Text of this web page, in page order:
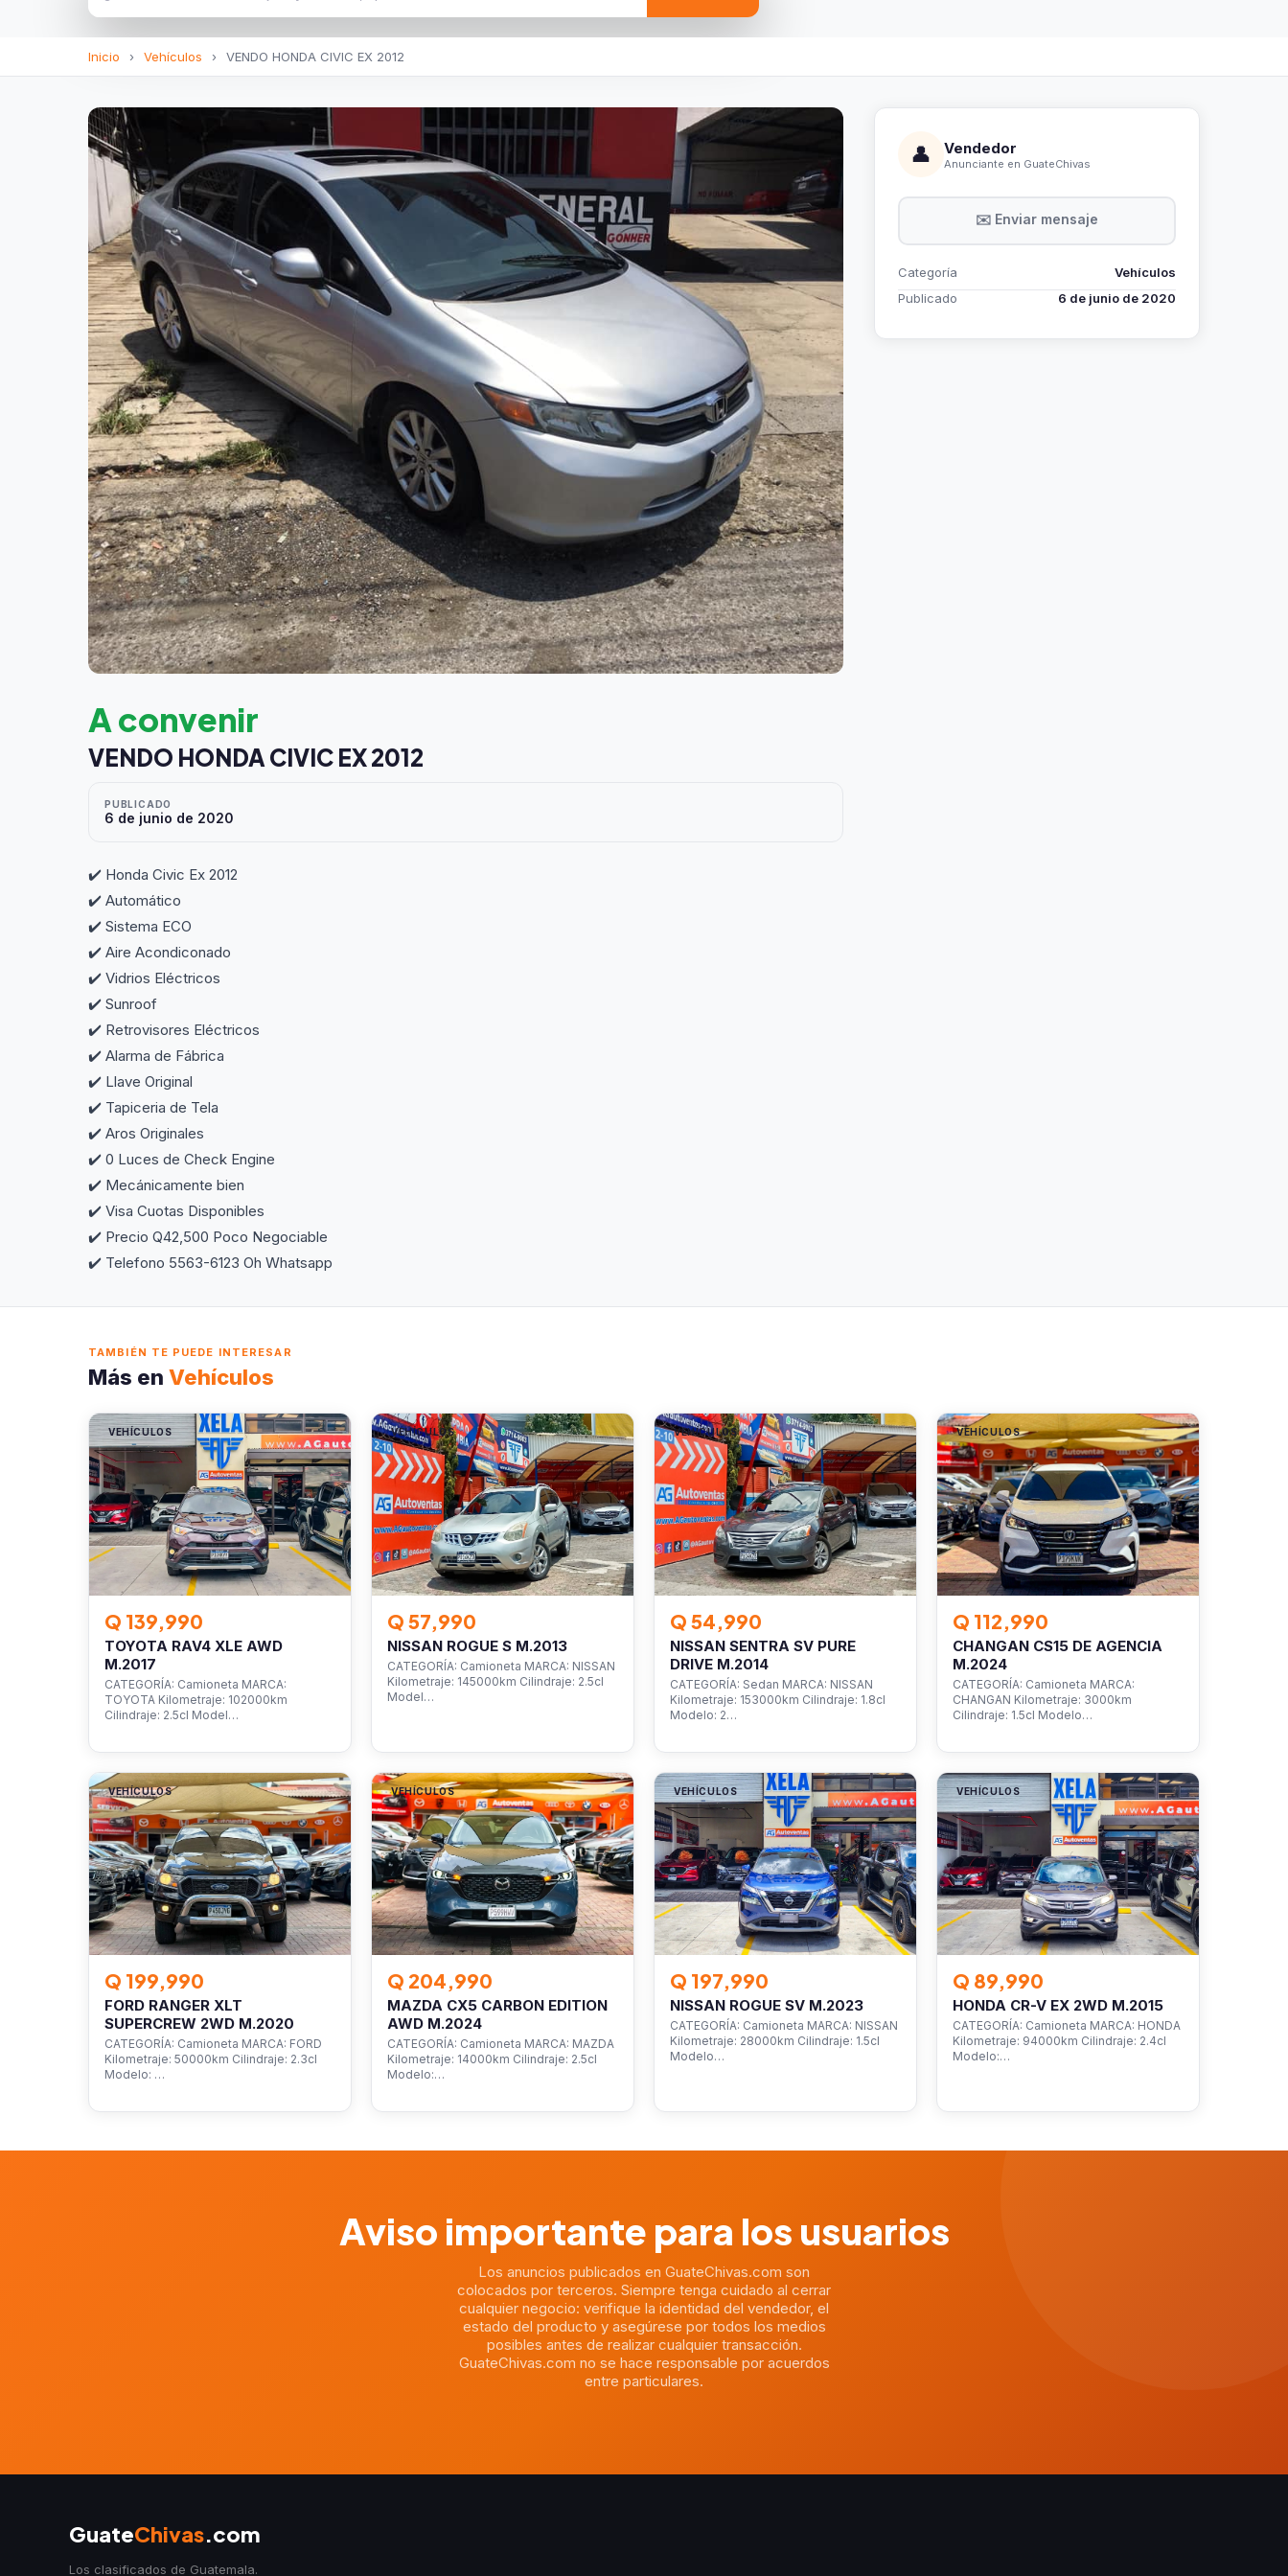
Inicio › Vehículos › VENDO HONDA CIVIC EX 2012
A convenir
VENDO HONDA CIVIC EX 2012
PUBLICADO
6 de junio de 2020
✔️ Honda Civic Ex 2012
✔️ Automático
✔️ Sistema ECO
✔️ Aire Acondiconado
✔️ Vidrios Eléctricos
✔️ Sunroof
✔️ Retrovisores Eléctricos
✔️ Alarma de Fábrica
✔️ Llave Original
✔️ Tapiceria de Tela
✔️ Aros Originales
✔️ 0 Luces de Check Engine
✔️ Mecánicamente bien
✔️ Visa Cuotas Disponibles
✔️ Precio Q42,500 Poco Negociable
✔️ Telefono 5563-6123 Oh Whatsapp
👤 Vendedor
Anunciante en GuateChivas
✉️ Enviar mensaje
Categoría
Vehículos
Publicado
6 de junio de 2020
TAMBIÉN TE PUEDE INTERESAR
Más en Vehículos
VEHÍCULOS
Q 139,990
TOYOTA RAV4 XLE AWD
M.2017
CATEGORÍA: Camioneta MARCA:
TOYOTA Kilometraje: 102000km
Cilindraje: 2.5cl Model…
VEHÍCULOS
Q 57,990
NISSAN ROGUE S M.2013
CATEGORÍA: Camioneta MARCA: NISSAN
Kilometraje: 145000km Cilindraje: 2.5cl
Model…
VEHÍCULOS
Q 54,990
NISSAN SENTRA SV PURE
DRIVE M.2014
CATEGORÍA: Sedan MARCA: NISSAN
Kilometraje: 153000km Cilindraje: 1.8cl
Modelo: 2…
VEHÍCULOS
Q 112,990
CHANGAN CS15 DE AGENCIA
M.2024
CATEGORÍA: Camioneta MARCA:
CHANGAN Kilometraje: 3000km
Cilindraje: 1.5cl Modelo…
VEHÍCULOS
Q 199,990
FORD RANGER XLT
SUPERCREW 2WD M.2020
CATEGORÍA: Camioneta MARCA: FORD
Kilometraje: 50000km Cilindraje: 2.3cl
Modelo: …
VEHÍCULOS
Q 204,990
MAZDA CX5 CARBON EDITION
AWD M.2024
CATEGORÍA: Camioneta MARCA: MAZDA
Kilometraje: 14000km Cilindraje: 2.5cl
Modelo:…
VEHÍCULOS
Q 197,990
NISSAN ROGUE SV M.2023
CATEGORÍA: Camioneta MARCA: NISSAN
Kilometraje: 28000km Cilindraje: 1.5cl
Modelo…
VEHÍCULOS
Q 89,990
HONDA CR-V EX 2WD M.2015
CATEGORÍA: Camioneta MARCA: HONDA
Kilometraje: 94000km Cilindraje: 2.4cl
Modelo:…
Aviso importante para los usuarios
Los anuncios publicados en GuateChivas.com son
colocados por terceros. Siempre tenga cuidado al cerrar
cualquier negocio: verifique la identidad del vendedor, el
estado del producto y asegúrese por todos los medios
posibles antes de realizar cualquier transacción.
GuateChivas.com no se hace responsable por acuerdos
entre particulares.
GuateChivas.com
Los clasificados de Guatemala.